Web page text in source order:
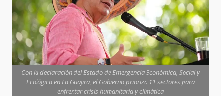
Con la declaración del Estado de Emergencia Económica, Social y
Ecológica en La Guajira, el Gobierno prioriza 11 sectores para
enfrentar crisis humanitaria y climática